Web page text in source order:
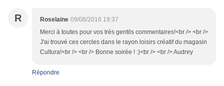
R Roselaine 09/08/2016 19:37
Merci à toutes pour vos très gentils commentaires!<br /> <br />
J'ai trouvé ces cercles dans le rayon loisirs créatif du magasin
Cultura!<br /> <br /> Bonne soirée ! :)<br /> <br /> Audrey
Répondre